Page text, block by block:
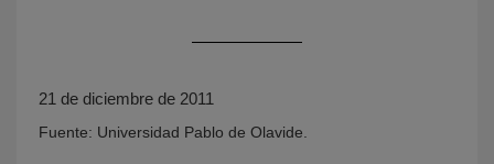
21 de diciembre de 2011
Fuente: Universidad Pablo de Olavide.